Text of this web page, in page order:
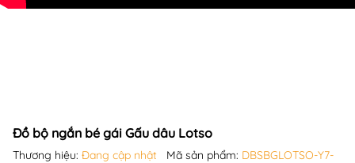
Đồ bộ ngắn bé gái Gấu dâu Lotso
Thương hiệu: Đang cập nhật Mã sản phẩm: DBSBGLOTSO-Y7-